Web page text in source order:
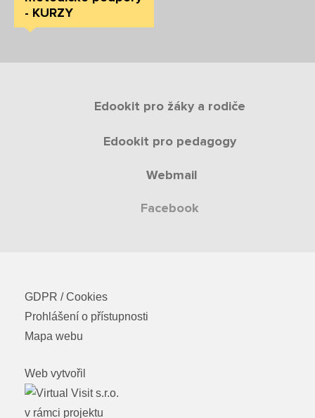
- KURZY
Edookit pro žáky a rodiče
Edookit pro pedagogy
Webmail
Facebook
GDPR / Cookies
Prohlášení o přístupnosti
Mapa webu
Web vytvořil
v rámci projektu